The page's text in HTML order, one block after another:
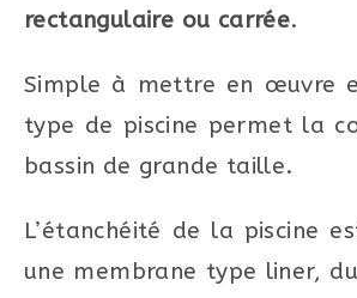
rectangulaire ou carrée.
Simple à mettre en œuvre
type de piscine permet la
bassin de grande taille.
L’étanchéité de la piscine
une membrane type liner,